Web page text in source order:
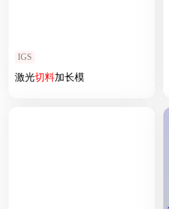
IGS
激光切料加长模